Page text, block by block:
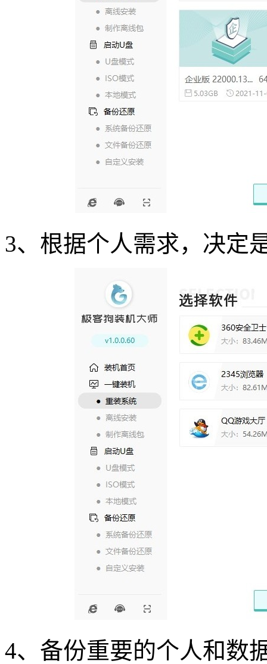
3、根据个人需求，决定
4、备份重要的个人和数